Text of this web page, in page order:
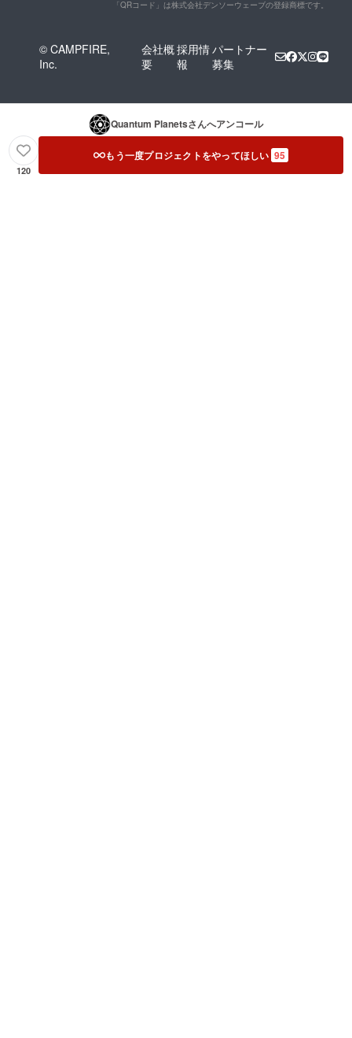
「QRコード」は株式会社デンソーウェーブの登録商標です。
© CAMPFIRE,
Inc.
会社概
要
採用情
報
パートナー
募集
Quantum Planetsさんへアンコール
120
もう一度プロジェクトをやってほしい 95